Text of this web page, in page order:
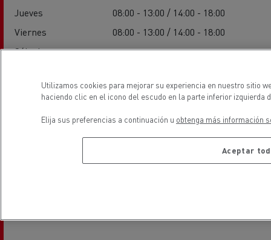
Jueves
08:00 - 13:00 / 14:00 - 18:00
Viernes
08:00 - 13:00 / 14:00 - 18:00
Sábado
-
ubicación
Utilizamos cookies para mejorar su experiencia en nuestro sitio
haciendo clic en el icono del escudo en la parte inferior izquierda
Elija sus preferencias a continuación u obtenga más información
Aceptar